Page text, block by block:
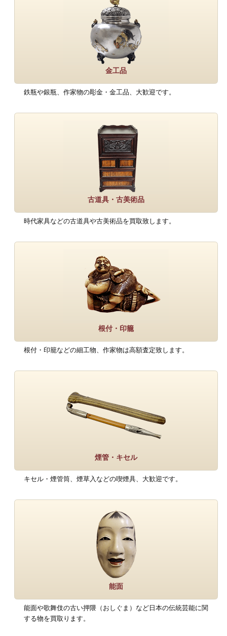
金工品
鉄瓶や銀瓶、作家物の彫金・金工品、大歓迎です。
古道具・古美術品
時代家具などの古道具や古美術品を買取致します。
根付・印籠
根付・印籠などの細工物、作家物は高額査定致します。
煙管・キセル
キセル・煙管筒、煙草入などの喫煙具、大歓迎です。
能面
能面や歌舞伎の古い押隈（おしぐま）など日本の伝統芸能に関
する物を買取ります。